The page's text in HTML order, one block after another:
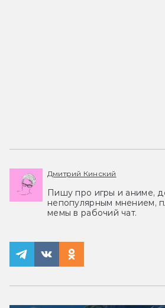
Дмитрий Кинский
Пишу про игры и аниме,
непопулярным мнением,
мемы в рабочий чат.